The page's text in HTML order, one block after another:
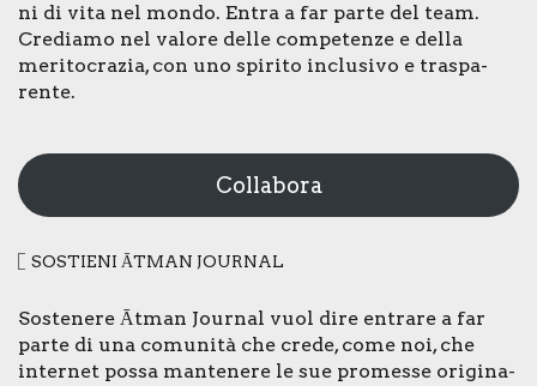
ni di vita nel mon­do. Entra a far par­te del team.
Cre­dia­mo nel valo­re del­le com­pe­ten­ze e del­la
meri­to­cra­zia, con uno spi­ri­to inclu­si­vo e tra­spa­
ren­te.
Collabora
SOSTIE­NI ĀTMAN JOUR­NAL
Soste­ne­re Ātman Jour­nal vuol dire entra­re a far
par­te di una comu­ni­tà che cre­de, come noi, che
inter­net pos­sa man­te­ne­re le sue pro­mes­se ori­gi­na­